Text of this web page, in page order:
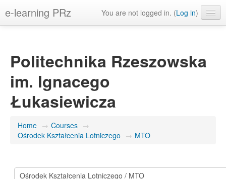
e-learning PRz You are not logged in. (Log in)
Politechnika Rzeszowska
im. Ignacego
Łukasiewicza
Home → Courses →
Ośrodek Kształcenia Lotniczego → MTO